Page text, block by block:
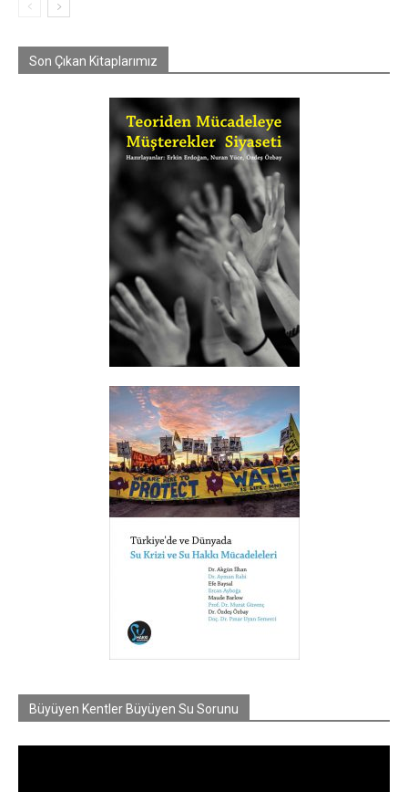
Son Çıkan Kitaplarımız
Büyüyen Kentler Büyüyen Su Sorunu